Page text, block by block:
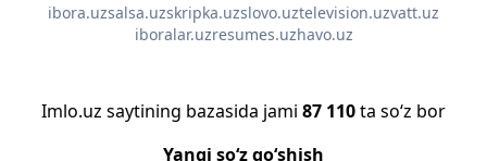
ibora.uzsalsa.uzskripka.uzslovo.uztelevision.uzvatt.uz
iboralar.uzresumes.uzhavo.uz
Imlo.uz saytining bazasida jami 87 110ta so‘z bor
Yangi so‘z qo‘shish